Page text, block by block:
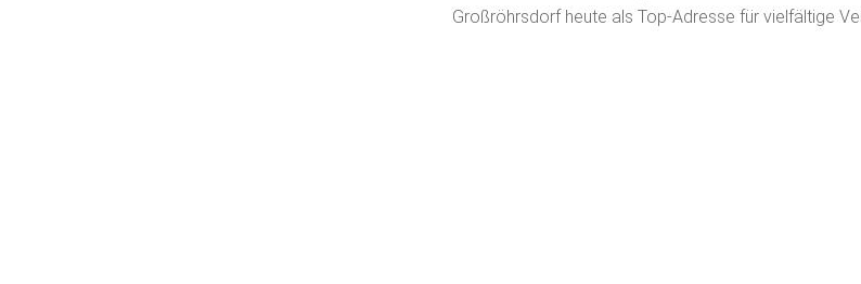
Großröhrsdorf heute als Top-Adresse für vielfältige